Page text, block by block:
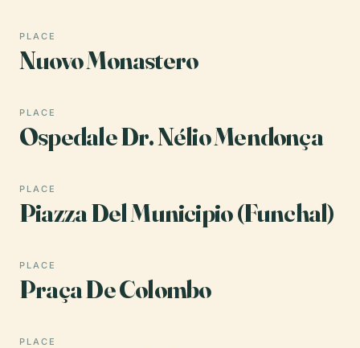
PLACE
Nuovo Monastero
PLACE
Ospedale Dr. Nélio Mendonça
PLACE
Piazza Del Municipio (Funchal)
PLACE
Praça De Colombo
PLACE